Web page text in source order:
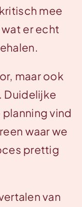
mee
er echt
maar ook
Duidelijke
vind
waar we
prettig
van